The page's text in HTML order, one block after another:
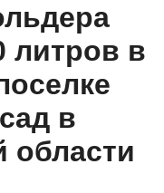
литров в
в
области